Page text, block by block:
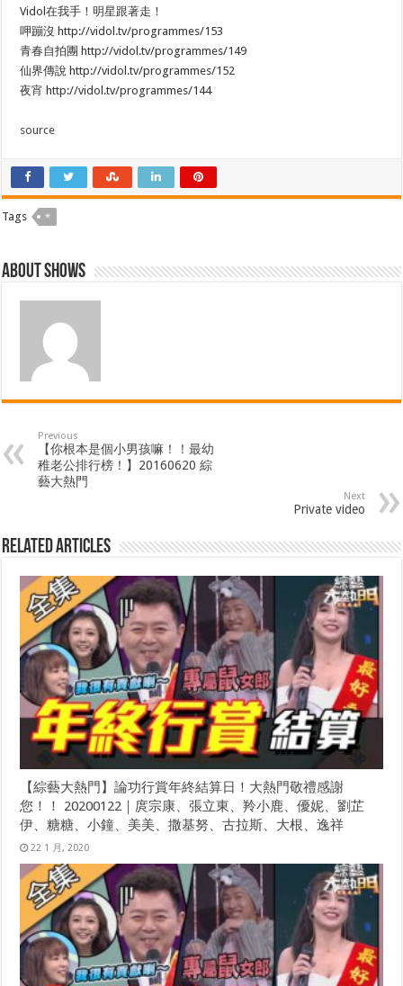
Vidol在我手！明星跟著走！
呷蹦沒 http://vidol.tv/programmes/153
青春自拍團 http://vidol.tv/programmes/149
仙界傳說 http://vidol.tv/programmes/152
夜宵 http://vidol.tv/programmes/144
source
Tags *
About shows
Previous
【你根本是個小男孩嘛！！最幼
稚老公排行榜！】20160620 綜
藝大熱門
Next
Private video
Related Articles
【綜藝大熱門】論功行賞年終結算日！大熱門敬禮感謝
您！！ 20200122｜庹宗康、張立東、羚小鹿、優妮、劉芷
伊、糖糖、小鐘、美美、撒基努、古拉斯、大根、逸祥
22 1 月, 2020